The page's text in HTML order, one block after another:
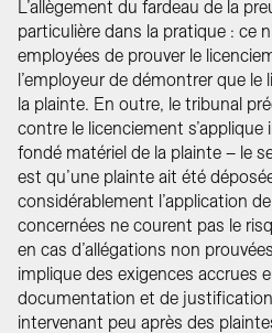
L’allègement du fardeau de la
particulière dans la pratique : ce
employées de prouver le
l’employeur de démontrer que le
la plainte. En outre, le tribunal
contre le licenciement
fondé matériel de la plainte – le
est qu’une plainte ait été
considérablement l’application
concernées ne courent pas le
en cas d’allégations non
implique des exigences accrues
documentation et de
intervenant peu après des